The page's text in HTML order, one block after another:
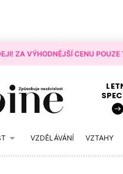
ZA VÝHODNĚJŠÍ CENU
VZDĚLÁVÁNÍ VZTAHY